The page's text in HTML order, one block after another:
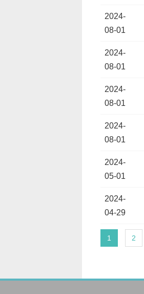
2024-
08-01
2024-
08-01
2024-
08-01
2024-
08-01
2024-
05-01
2024-
04-29
1 2